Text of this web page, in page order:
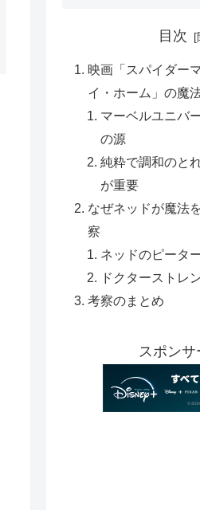
目次
映画「スパイダー
イ・ホーム」の魔
マーベルユニバ
の源
純粋で調和のと
が重要
なぜネッドが魔法
察
ネッドのピータ
ドクターストレ
考察のまとめ
スポンサ